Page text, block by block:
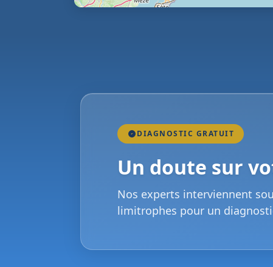
DIAGNOSTIC GRATUIT
Un doute sur
Nos experts interviennent
limitrophes pour un